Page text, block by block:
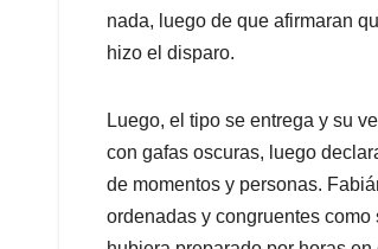
nada, luego de que afirmaran
hizo el disparo.
Luego, el tipo se entrega y su
con gafas oscuras, luego
de momentos y personas.
ordenadas y congruentes